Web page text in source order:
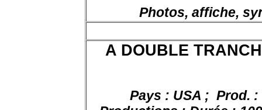
Photos, affiche,
A DOUBLE
Pays : USA ; Prod. :